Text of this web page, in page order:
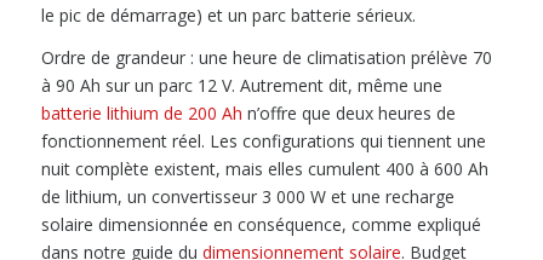
le pic de démarrage) et un parc batterie sérieux.
Ordre de grandeur : une heure de climatisation prélève 70
à 90 Ah sur un parc 12 V. Autrement dit, même une
batterie lithium de 200 Ah n’offre que deux heures de
fonctionnement réel. Les configurations qui tiennent une
nuit complète existent, mais elles cumulent 400 à 600 Ah
de lithium, un convertisseur 3 000 W et une recharge
solaire dimensionnée en conséquence, comme expliqué
dans notre guide du dimensionnement solaire. Budget